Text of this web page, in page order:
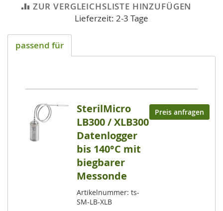
ZUR VERGLEICHSLISTE HINZUFÜGEN
Lieferzeit: 2-3 Tage
passend für
SterilMicro
LB300 / XLB300
Datenlogger
bis 140°C mit
biegbarer
Messonde
Artikelnummer: ts-
SM-LB-XLB
Preis anfragen